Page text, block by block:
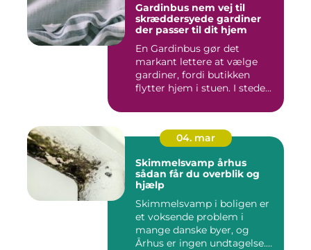
Gardinbus nem vej til
skræddersyede gardiner
der passer til dit hjem
En Gardinbus gør det
markant lettere at vælge
gardiner, fordi butikken
flytter hjem i stuen. I stede...
04. mar
Skimmelsvamp århus
sådan får du overblik og
hjælp
Skimmelsvamp i boligen er
et voksende problem i
mange danske byer, og
Århus er ingen undtagelse.